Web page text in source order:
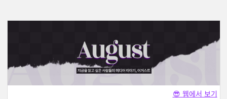
😎 웹에서 보기